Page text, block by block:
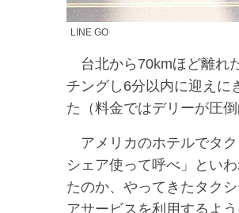
LINE GO
台北から70kmほど離れ
チングし6分以内に迎えに
た（料金ではデリーが圧倒
アメリカのホテルでタク
シェア使って呼べ」とい
たのか、やってきたタク
アサービスを利用するよ